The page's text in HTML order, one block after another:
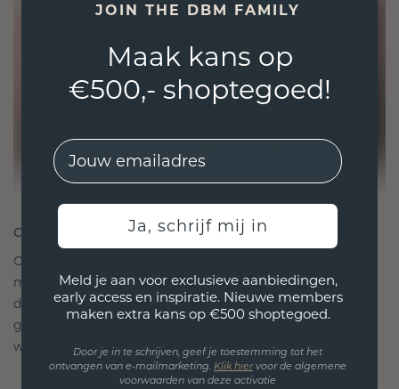
ONTWORPEN VOOR VERBINDING
Onze ontwerpfilosofie is gericht op verbinding,
met elk stuk ontworpen om de tand des tijds te
doorstaan. Het wordt jouw symbool van liefde en
gekoesterde momenten, bedoeld om voor altijd te
worden gedragen en gekoesterd.
JOIN THE DBM FAMILY
Maak kans op
€500,- shoptegoed!
EMail
Ja, schrijf mij in
Meld je aan voor exclusieve aanbiedingen,
early access en inspiratie. Nieuwe members
maken extra kans op €500 shoptegoed.
Door je in te schrijven, geef je toestemming tot het
ontvangen van e-mailmarketing. Klik hiervoor de algemene
voorwaarden van deze activatie